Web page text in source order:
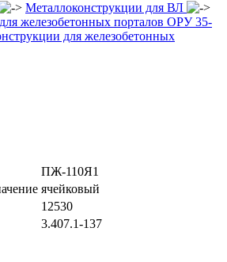
Металлоконструкции для ВЛ
железобетонных порталов ОРУ 35-
для железобетонных
ПЖ-110Я1
ячейковый
12530
3.407.1-137